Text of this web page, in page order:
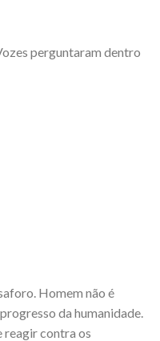
perguntaram dentro
Homem não é
da humanidade.
reagir contra os